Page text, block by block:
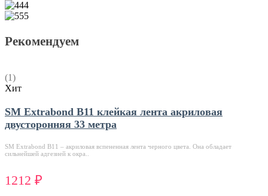
Рекомендуем
(1)
Хит
SM Extrabond B11 клейкая лента акриловая
двусторонняя 33 метра
SM Extrabond В11 – акриловая вспененная лента черного цвета. Она обладает
сильнейшей адгезией к окра..
1212 ₽